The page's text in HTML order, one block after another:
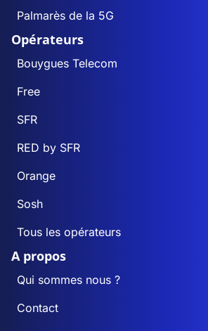
Palmarès de la 5G
Opérateurs
Bouygues Telecom
Free
SFR
RED by SFR
Orange
Sosh
Tous les opérateurs
A propos
Qui sommes nous ?
Contact